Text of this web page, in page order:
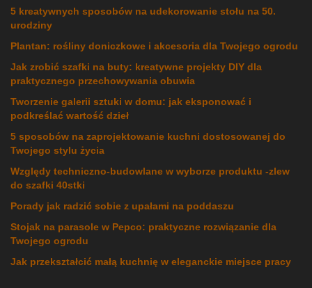
5 kreatywnych sposobów na udekorowanie stołu na 50.
urodziny
Plantan: rośliny doniczkowe i akcesoria dla Twojego ogrodu
Jak zrobić szafki na buty: kreatywne projekty DIY dla
praktycznego przechowywania obuwia
Tworzenie galerii sztuki w domu: jak eksponować i
podkreślać wartość dzieł
5 sposobów na zaprojektowanie kuchni dostosowanej do
Twojego stylu życia
Względy techniczno-budowlane w wyborze produktu -zlew
do szafki 40stki
Porady jak radzić sobie z upałami na poddaszu
Stojak na parasole w Pepco: praktyczne rozwiązanie dla
Twojego ogrodu
Jak przekształcić małą kuchnię w eleganckie miejsce pracy